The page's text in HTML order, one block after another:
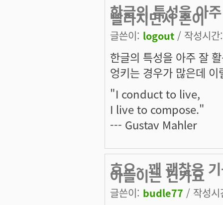
한글의 특성을 아
빨라지면서 손이
글쓴이: logout / 작성시
한글의 특성을 아주 잘
엉키는 경우가 많은데
"I conduct to live,
I live to compose."
--- Gustav Mahler
호오~ 꽤 괜찮은
아들이는 건가요
글쓴이: budle77 / 작성